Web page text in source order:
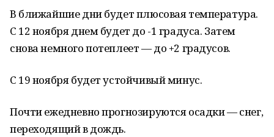
В ближайшие дни будет плюсовая температура.
С 12 ноября днем будет до -1 градуса. Затем
снова немного потеплеет — до +2 градусов.
С 19 ноября будет устойчивый минус.
Почти ежедневно прогнозируются осадки — снег,
переходящий в дождь.